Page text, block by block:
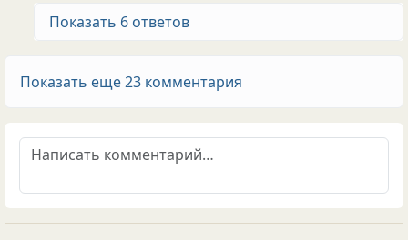
Показать 6 ответов
Показать еще 23 комментария